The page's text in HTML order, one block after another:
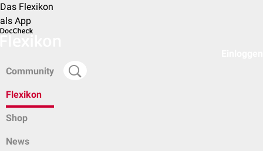
Das Flexikon
als App
Community
Flexikon
Shop
News